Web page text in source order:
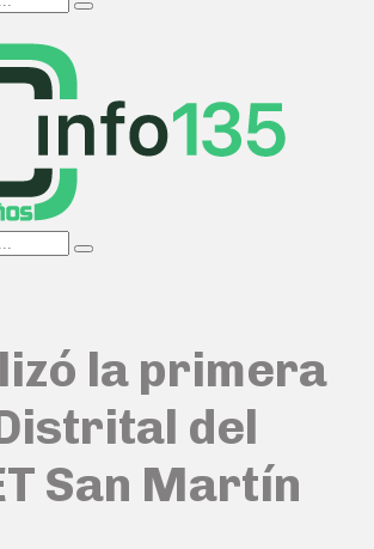
Search
Search
la primera
del
San Martín